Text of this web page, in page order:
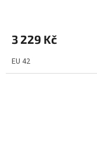
3 229 Kč
EU 42